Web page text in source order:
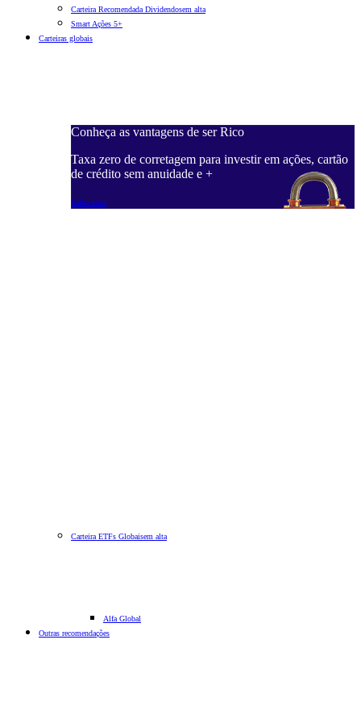
Carteira Recomendada Dividendosem alta
Smart Ações 5+
Carteiras globais
Conheça as vantagens de ser Rico
Taxa zero de corretagem para investir em ações, cartão
de crédito sem anuidade e +
Saiba mais
Carteira ETFs Globaisem alta
Alfa Global
Outras recomendações